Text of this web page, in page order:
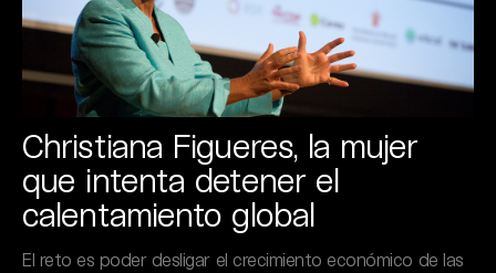
Christiana Figueres, la mujer
que intenta detener el
calentamiento global
El reto es poder desligar el crecimiento económico de las